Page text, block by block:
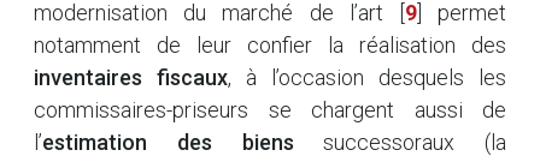
modernisation du marché de l’art
9]
permet
notamment de leur confier la réalisation des
inventaires fiscaux, à l’occasion desquels les
commissaires-priseurs se chargent aussi de
l’estimation des biens successoraux (la